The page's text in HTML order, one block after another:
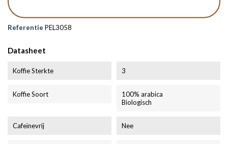
Referentie PEL3058
Datasheet
Koffie Sterkte 3
Koffie Soort
100% arabica
Biologisch
Cafeïnevrij Nee